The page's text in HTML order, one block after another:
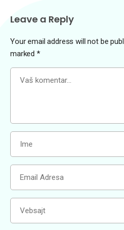
Leave a Reply
Your email address will not be
marked *